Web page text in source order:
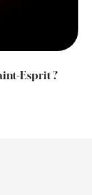
Esprit ?